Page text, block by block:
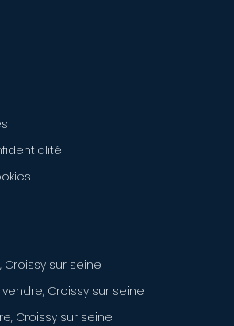
Croissy sur seine
Croissy sur seine
Croissy sur seine